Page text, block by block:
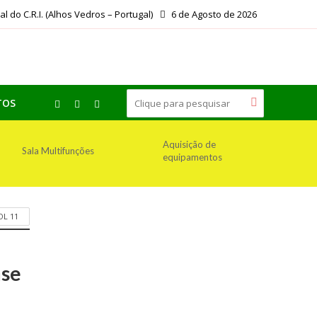
do C.R.I. (Alhos Vedros – Portugal) 6 de Agosto de 2026
Sala Multifunções
Aquisição de
equipamentos
11